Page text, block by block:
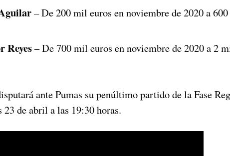
– De 200 mil euros en noviembre de 2020 a
Reyes– De 700 mil euros en noviembre de 2020 a 2
ante Pumas su penúltimo partido de la Fase
23 de abril a las 19:30 horas.